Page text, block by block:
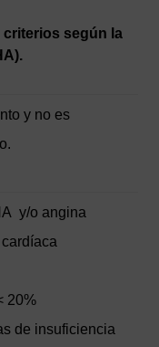
criterios según la
y no es
y/o angina
20%
de insuficiencia